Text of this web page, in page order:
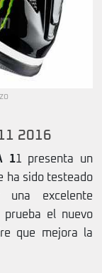
2016
11 presenta un
ha sido testeado
excelente
el nuevo
que mejora la